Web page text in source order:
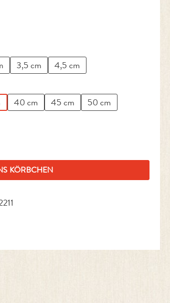
3,5 cm 4,5 cm
40 cm 45 cm
50 cm
gewünschten Wert ein oder
KÖRBCHEN